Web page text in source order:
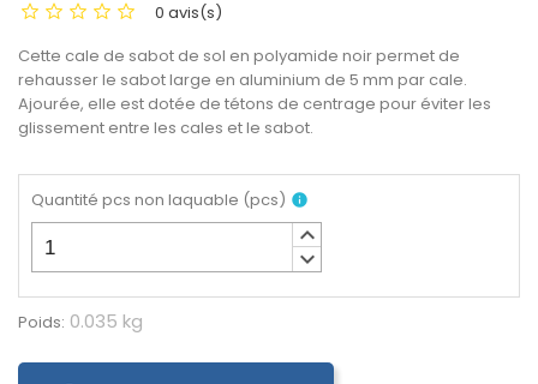
0 avis(s)
Cette cale de sabot de sol en polyamide noir permet de
rehausser le sabot large en aluminium de 5 mm par cale.
Ajourée, elle est dotée de tétons de centrage pour éviter les
glissement entre les cales et le sabot.
Quantité pcs non laquable (pcs) info
keyboard_arrow_up
keyboard_arrow_down
Poids: 0.035 kg